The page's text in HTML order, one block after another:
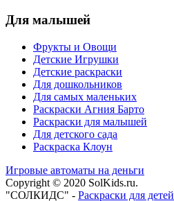
Для малышей
Фрукты и Овощи
Детские Игрушки
Детские раскраски
Для дошкольников
Для самых маленьких
Раскраски Агния Барто
Раскраски для малышей
Для детского сада
Раскраска Клоун
Игровые автоматы на деньги
Copyright © 2020 SolKids.ru.
"СОЛКИДС" - Раскраски для детей